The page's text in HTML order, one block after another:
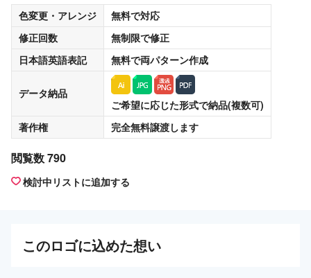
色変更・アレンジ
無料で対応
修正回数
無制限で修正
日本語英語表記
無料で両パターン作成
データ納品
ご希望に応じた形式で納品(複数可)
著作権
完全無料譲渡します
閲覧数 790
検討中リストに追加する
このロゴに込めた想い